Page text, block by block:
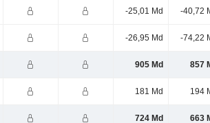
-25,01 Md -40,72
-26,95 Md -74,22
905 Md 857
181 Md 194
724 Md 663